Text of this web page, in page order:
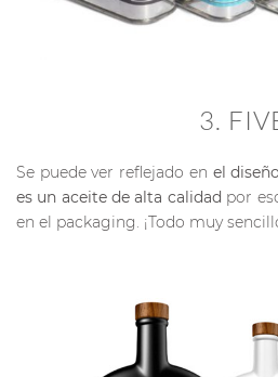
3.
Se puede ver reflejado en el
es un aceite de alta calidad por
en el packaging. ¡Todo muy